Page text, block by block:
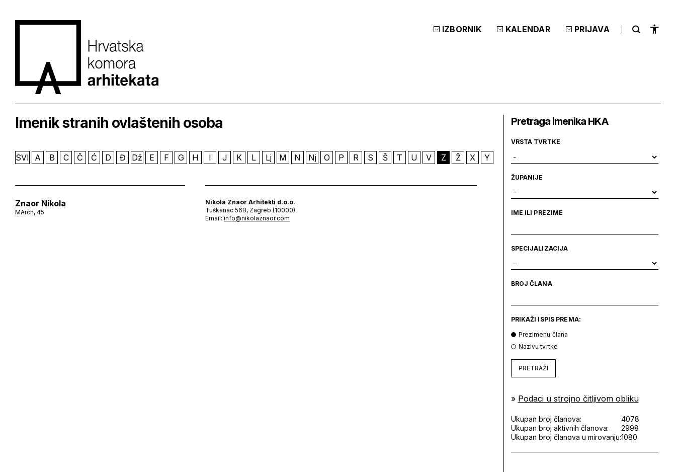
IZBORNIK KALENDAR PRIJAVA
Imenik stranih ovlaštenih osoba
SVI A B C Č Ć D Đ Dž E F G H I J K L Lj M N Nj O P R S Š T U V Z Ž X Y
Znaor Nikola
MArch, 45
Nikola Znaor Arhitekti d.o.o.
Tuškanac 56B, Zagreb (10000)
Email: info@nikolaznaor.com
Pretraga imenika HKA
VRSTA TVRTKE
ŽUPANIJE
IME ILI PREZIME
SPECIJALIZACIJA
BROJ ČLANA
PRIKAŽI ISPIS PREMA:
Prezimenu člana
Nazivu tvrtke
PRETRAŽI
» Podaci u strojno čitljivom obliku
Ukupan broj članova:
4078
Ukupan broj aktivnih članova:
2998
Ukupan broj članova u mirovanju:1080